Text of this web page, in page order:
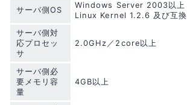
サーバ側OS
Windows Server 2003以上
Linux Kernel 1.2.6 及び互換
サーバ側対
応プロセッ
サ
2.0GHz／2core以上
サーバ側必
要メモリ容
量
4GB以上